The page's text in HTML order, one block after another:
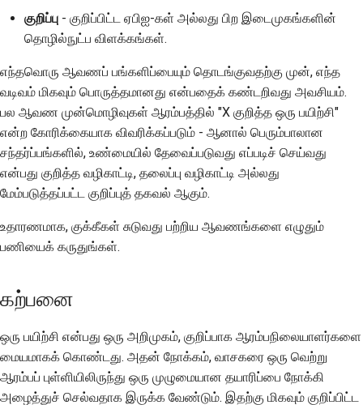
Tiếng Việt
中文(繁體)
குறிப்பு - குறிப்பிட்ட ஏபிஐ-கள் அல்லது பிற இடைமுகங்களின்
தொழில்நுட்ப விளக்கங்கள்.
எந்தவொரு ஆவணப் பங்களிப்பையும் தொடங்குவதற்கு முன், எந்த
வடிவம் மிகவும் பொருத்தமானது என்பதைக் கண்டறிவது அவசியம்.
பல ஆவண முன்மொழிவுகள் ஆரம்பத்தில் "X குறித்த ஒரு பயிற்சி"
என்ற கோரிக்கையாக விவரிக்கப்படும் - ஆனால் பெரும்பாலான
சந்தர்ப்பங்களில், உண்மையில் தேவைப்படுவது எப்படிச் செய்வது
என்பது குறித்த வழிகாட்டி, தலைப்பு வழிகாட்டி அல்லது
மேம்படுத்தப்பட்ட குறிப்புத் தகவல் ஆகும்.
உதாரணமாக, குக்கீகள் சுடுவது பற்றிய ஆவணங்களை எழுதும்
பணியைக் கருதுங்கள்.
கற்பனை
ஒரு பயிற்சி என்பது ஒரு அறிமுகம், குறிப்பாக ஆரம்பநிலையாளர்களை
மையமாகக் கொண்டது. அதன் நோக்கம், வாசகரை ஒரு வெற்று
ஆரம்பப் புள்ளியிலிருந்து ஒரு முழுமையான தயாரிப்பை நோக்கி
அழைத்துச் செல்வதாக இருக்க வேண்டும். இதற்கு மிகவும் குறிப்பிட்ட